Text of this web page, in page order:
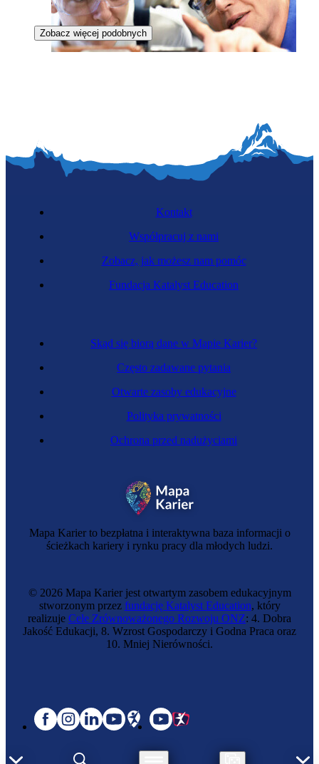
Zawód regulowany
Nauczyciel
Zawód regulowany
Opiekun dziecięcy
Zobacz więcej podobnych
Mapa Karier to bezpłatna i interaktywna baza informacji o
ścieżkach kariery i rynku pracy dla młodych ludzi.
Skąd się biorą dane w Mapie Karier?
Często zadawane pytania
Otwarte zasoby edukacyjne
Polityka prywatności
Ochrona przed nadużyciami
Kontakt
Współpracuj z nami
Zobacz, jak możesz nam pomóc
Fundacja Katalyst Education
© 2026 Mapa Karier jest otwartym zasobem edukacyjnym
stworzonym przez fundację Katalyst Education, który
realizuje Cele Zrównoważonego Rozwoju ONZ: 4. Dobra
Jakość Edukacji, 8. Wzrost Gospodarczy i Godna Praca oraz
10. Mniej Nierówności.